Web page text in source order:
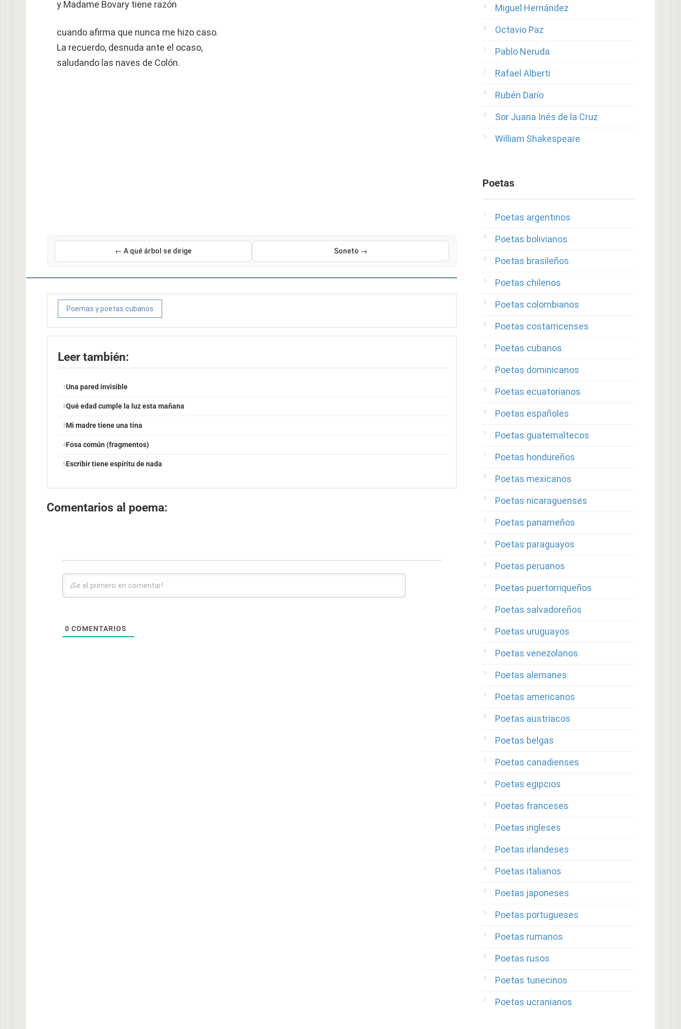
y Madame Bovary tiene razón
cuando afirma que nunca me hizo caso.
La recuerdo, desnuda ante el ocaso,
saludando las naves de Colón.
← A qué árbol se dirige Soneto →
Poemas y poetas cubanos
Leer también:
Una pared invisible
Qué edad cumple la luz esta mañana
Mi madre tiene una tina
Fosa común (fragmentos)
Escribir tiene espíritu de nada
Comentarios al poema:
0 COMENTARIOS
Miguel Hernández
Octavio Paz
Pablo Neruda
Rafael Alberti
Rubén Darío
Sor Juana Inés de la Cruz
William Shakespeare
Poetas
Poetas argentinos
Poetas bolivianos
Poetas brasileños
Poetas chilenos
Poetas colombianos
Poetas costarricenses
Poetas cubanos
Poetas dominicanos
Poetas ecuatorianos
Poetas españoles
Poetas guatemaltecos
Poetas hondureños
Poetas mexicanos
Poetas nicaraguenses
Poetas panameños
Poetas paraguayos
Poetas peruanos
Poetas puertorriqueños
Poetas salvadoreños
Poetas uruguayos
Poetas venezolanos
Poetas alemanes
Poetas americanos
Poetas austriacos
Poetas belgas
Poetas canadienses
Poetas egipcios
Poetas franceses
Poetas ingleses
Poetas irlandeses
Poetas italianos
Poetas japoneses
Poetas portugueses
Poetas rumanos
Poetas rusos
Poetas tunecinos
Poetas ucranianos